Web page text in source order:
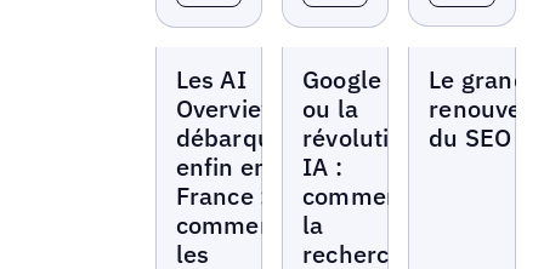
Les AI
Overviews
débarquent
enfin en
France :
comment
les
Google I/O
ou la
révolution
IA :
comment
la
recherche
Le grand
du SEO